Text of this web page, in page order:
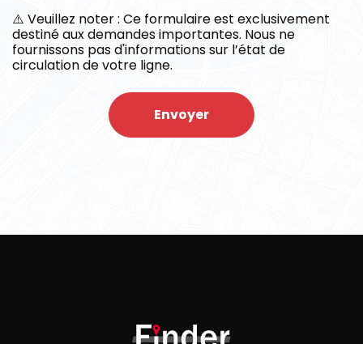
⚠️ Veuillez noter : Ce formulaire est exclusivement
destiné aux demandes importantes. Nous ne
fournissons pas d'informations sur l’état de
circulation de votre ligne.
Envoyer